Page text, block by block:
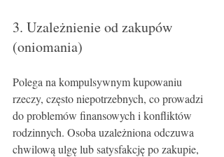
3. Uzależnienie od zakupów
(oniomania)
Polega na kompulsywnym kupowaniu
rzeczy, często niepotrzebnych, co prowadzi
do problemów finansowych i konfliktów
rodzinnych. Osoba uzależniona odczuwa
chwilową ulgę lub satysfakcję po zakupie,